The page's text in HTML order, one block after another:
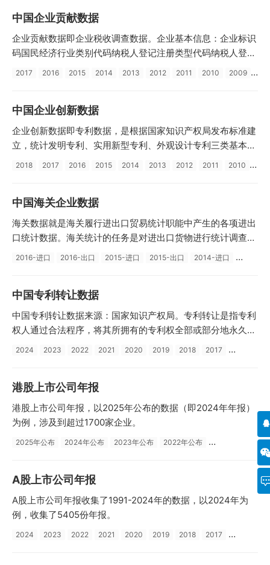
中国企业贡献数据
企业贡献数据即企业税收调查数据。企业基本信息：企业标识
码国民经济行业类别代码纳税人登记注册类型代码纳税人登记
注册类型名称所在省编码所在省名称所在市编码所在市名称行
2017 2016 2015 2014 2013 2012 2011 2010 2009
中国企业创新数据
企业创新数据即专利数据，是根据国家知识产权局发布标准建
立，统计发明专利、实用新型专利、外观设计专利三类基本信
息，准确地反映中国最新的专利发明情况。主要数据涵盖专利
2018 2017 2016 2015 2014 2013 2012 2011 2010
中国海关企业数据
海关数据就是海关履行进出口贸易统计职能中产生的各项进出
口统计数据。海关统计的任务是对进出口货物进行统计调查、
统计分析和统计监督，进行进出口监测预警，编制、管理和公
2016-进口 2016-出口 2015-进口 2015-出口 2014-进口
中国专利转让数据
中国专利转让数据来源：国家知识产权局。专利转让是指专利
权人通过合法程序，将其所拥有的专利权全部或部分地永久转
移给他人的行为。
2024 2023 2022 2021 2020 2019 2018 2017
港股上市公司年报
港股上市公司年报，以2025年公布的数据（即2024年年报）
为例，涉及到超过1700家企业。
2025年公布 2024年公布 2023年公布 2022年公布
A股上市公司年报
A股上市公司年报收集了1991-2024年的数据，以2024年为
例，收集了5405份年报。
2024 2023 2022 2021 2020 2019 2018 2017